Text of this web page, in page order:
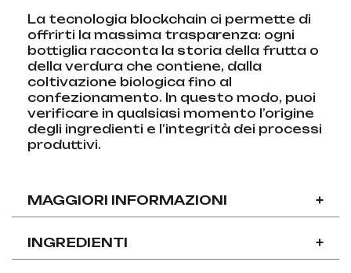
La tecnologia blockchain ci permette di
offrirti la massima trasparenza: ogni
bottiglia racconta la storia della frutta o
della verdura che contiene, dalla
coltivazione biologica fino al
confezionamento. In questo modo, puoi
verificare in qualsiasi momento l’origine
degli ingredienti e l’integrità dei processi
produttivi.
MAGGIORI INFORMAZIONI +
INGREDIENTI +